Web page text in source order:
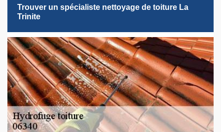
Trouver un spécialiste nettoyage de toiture La
Trinite